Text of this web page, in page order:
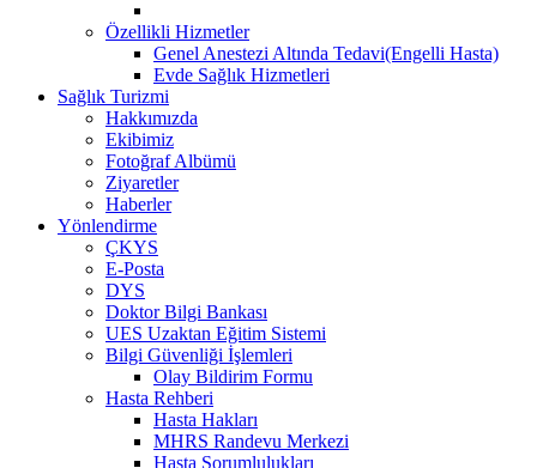
Özellikli Hizmetler
Genel Anestezi Altında Tedavi(Engelli Hasta)
Evde Sağlık Hizmetleri
Sağlık Turizmi
Hakkımızda
Ekibimiz
Fotoğraf Albümü
Ziyaretler
Haberler
Yönlendirme
ÇKYS
E-Posta
DYS
Doktor Bilgi Bankası
UES Uzaktan Eğitim Sistemi
Bilgi Güvenliği İşlemleri
Olay Bildirim Formu
Hasta Rehberi
Hasta Hakları
MHRS Randevu Merkezi
Hasta Sorumlulukları